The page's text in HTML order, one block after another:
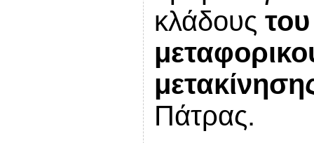
κλάδους του
Πάτρας.